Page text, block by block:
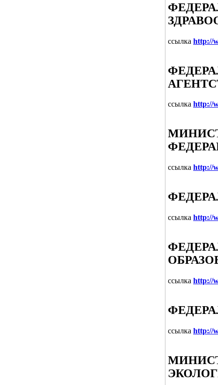
ссылка http://
ссылка http://
ссылка http://
ссылка http://
ссылка http://
ссылка http://